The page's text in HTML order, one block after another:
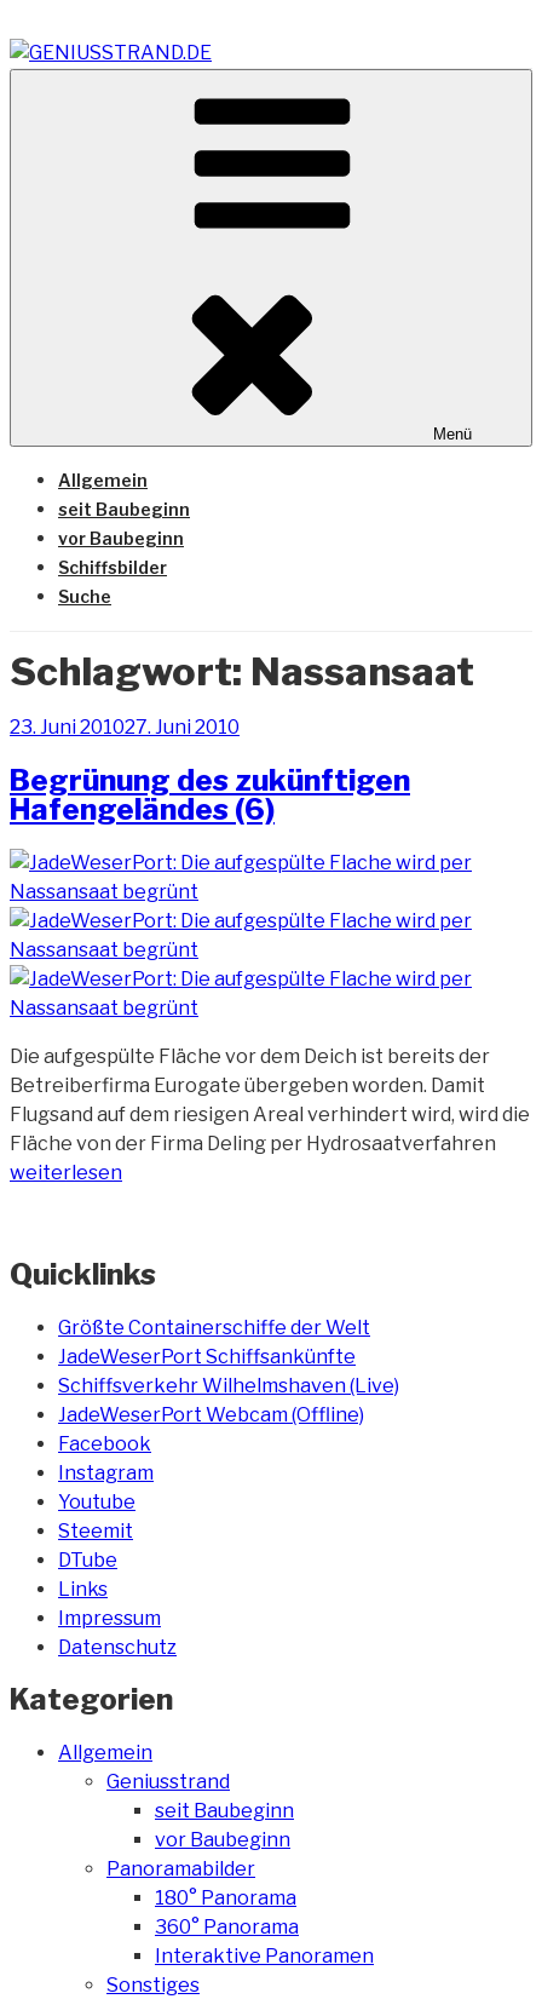
Inhalt
springen
GENIUSSTRAND.DE
Vom Geniusstrand zum JadeWeserPort/Container
Terminal Wilhelmshaven
Menü
Allgemein
seit Baubeginn
vor Baubeginn
Schiffsbilder
Suche
Schlagwort: Nassansaat
Veröffentlicht
23. Juni 201027. Juni 2010
Begrünung des zukünftigen
Hafengeländes (6)
Die aufgespülte Fläche vor dem Deich ist bereits der
Betreiberfirma Eurogate übergeben worden. Damit
Flugsand auf dem riesigen Areal verhindert wird, wird die
Fläche von der Firma Deling per Hydrosaatverfahren
weiterlesen
Quicklinks
Größte Containerschiffe der Welt
JadeWeserPort Schiffsankünfte
Schiffsverkehr Wilhelmshaven (Live)
JadeWeserPort Webcam (Offline)
Facebook
Instagram
Youtube
Steemit
DTube
Links
Impressum
Datenschutz
Kategorien
Allgemein
Geniusstrand
seit Baubeginn
vor Baubeginn
Panoramabilder
180° Panorama
360° Panorama
Interaktive Panoramen
Sonstiges